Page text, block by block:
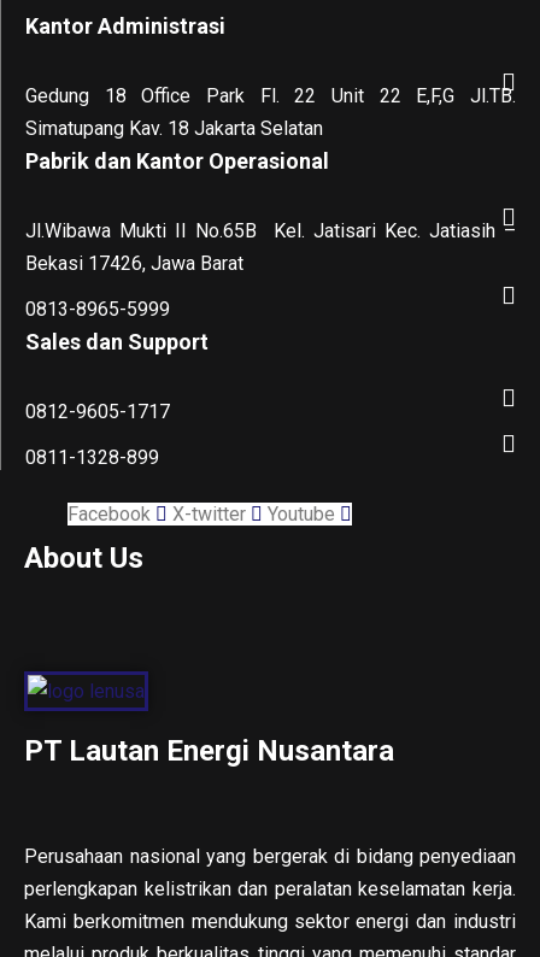
Kantor Administrasi
Gedung 18 Office Park Fl. 22 Unit 22 E,F,G Jl.TB.
Simatupang Kav. 18 Jakarta Selatan
Pabrik dan Kantor Operasional
Jl.Wibawa Mukti II No.65B
Kel. Jatisari Kec. Jatiasih –
Bekasi 17426, Jawa Barat
0813-8965-5999
Sales dan Support
0812-9605-1717
0811-1328-899
Facebook X-twitter Youtube
About Us
PT Lautan Energi Nusantara
Perusahaan nasional yang bergerak di bidang penyediaan
perlengkapan kelistrikan dan peralatan keselamatan kerja.
Kami berkomitmen mendukung sektor energi dan industri